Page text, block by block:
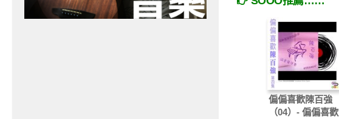
偏偏喜歡陳百強
（04）- 偏偏喜歡